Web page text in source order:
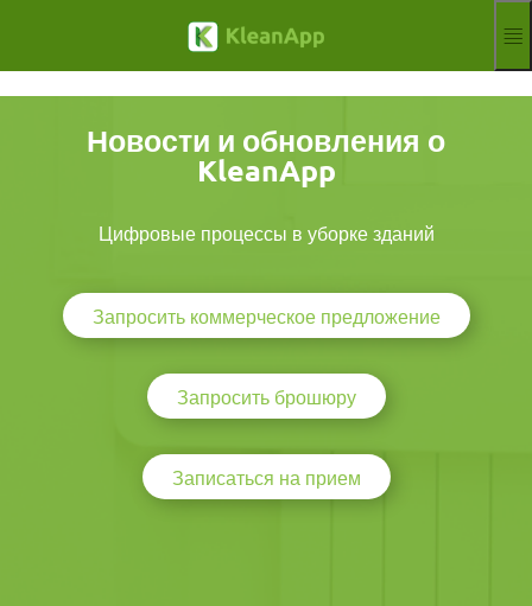
Hilfe
Вебинары
Рабочих мест
Объявлять
Бесплатная пробная версия
Новости и обновления о
KleanApp
Цифровые процессы в уборке зданий
Запросить коммерческое предложение
Запросить брошюру
Записаться на прием